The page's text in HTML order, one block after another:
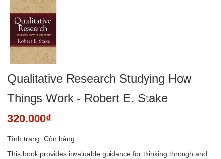
Qualitative Research Studying How
Things Work - Robert E. Stake
320.000₫
Tình trạng: Còn hàng
This book provides invaluable guidance for thinking through and